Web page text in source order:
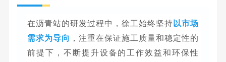
在沥青站的研发过程中，徐工始终坚持 以市场
需求为导向 ，注重在保证施工质量和稳定性的
前提下，不断提升设备的工作效益和环保性